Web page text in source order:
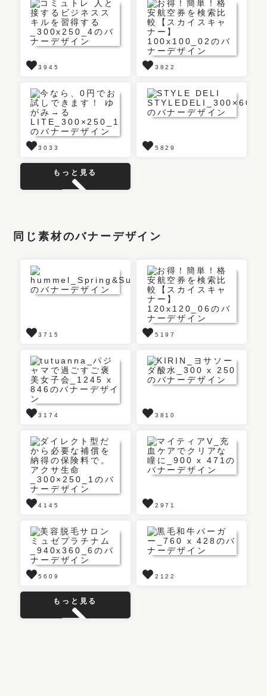
3945 3822
3033 5829
もっと見る
同じ素材のバナーデザイン
3715 5197
3174 3810
4145 2971
5609 2122
もっと見る